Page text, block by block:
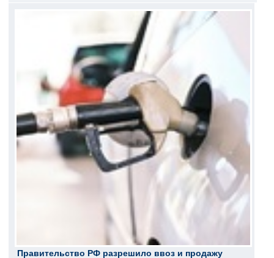
Правительство РФ разрешило ввоз и продажу